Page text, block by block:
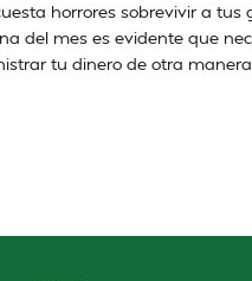
horrores sobrevivir a tus
del mes es evidente que
tu dinero de otra manera.